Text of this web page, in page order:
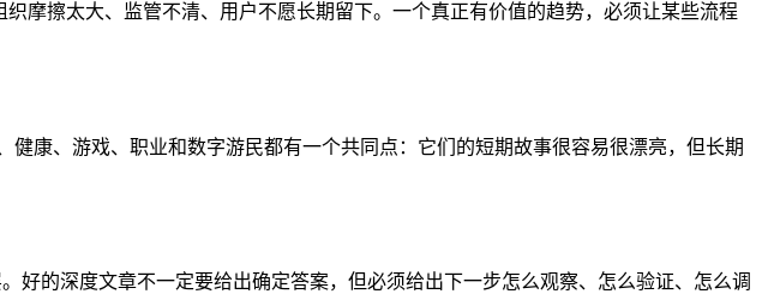
摩擦太大、监管不清、用户不愿长期留下。一个真正有价值的趋势，必须让某些流程
康、游戏、职业和数字游民都有一个共同点：它们的短期故事很容易很漂亮，但长期
好的深度文章不一定要给出确定答案，但必须给出下一步怎么观察、怎么验证、怎么调